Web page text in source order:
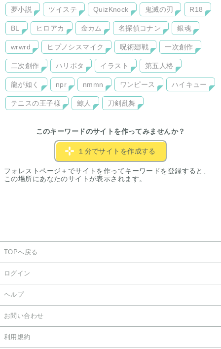
夢小説 ツイステ QuizKnock 鬼滅の刃 R18
BL ヒロアカ 金カム 名探偵コナン 銀魂
wrwrd ヒプノシスマイク 呪術廻戦 一次創作
二次創作 ハリポタ イラスト 第五人格
龍が如く npr nmmn ワンピース ハイキュー
テニスの王子様 鯨人 刀剣乱舞
このキーワードのサイトを作ってみませんか？
１分でサイトを作成する
フォレストページ＋でサイトを作ってキーワードを登録すると、
この場所にあなたのサイトが表示されます。
TOPへ戻る
ログイン
ヘルプ
お問い合わせ
利用規約